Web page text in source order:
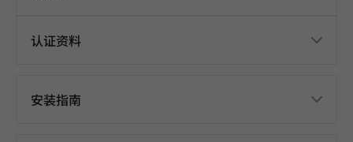
认证资料
安装指南